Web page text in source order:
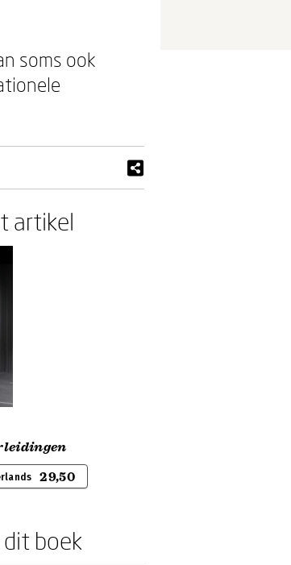
soms ook
artikel
29,50
boek